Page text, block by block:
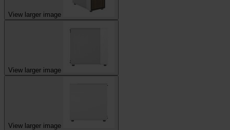
View larger image
View larger image
View larger image